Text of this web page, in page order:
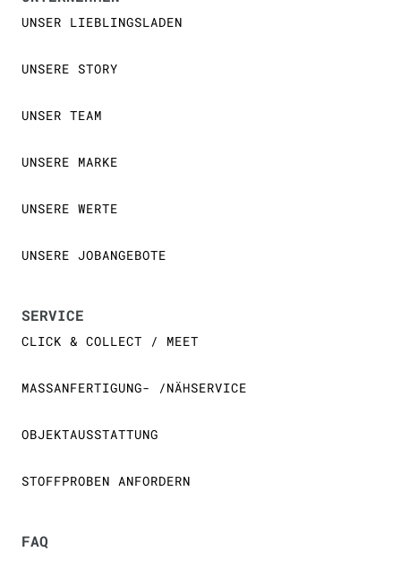
UNSER LIEBLINGSLADEN
UNSERE STORY
UNSER TEAM
UNSERE MARKE
UNSERE WERTE
UNSERE JOBANGEBOTE
SERVICE
CLICK & COLLECT / MEET
MASSANFERTIGUNG- /NÄHSERVICE
OBJEKTAUSSTATTUNG
STOFFPROBEN ANFORDERN
FAQ